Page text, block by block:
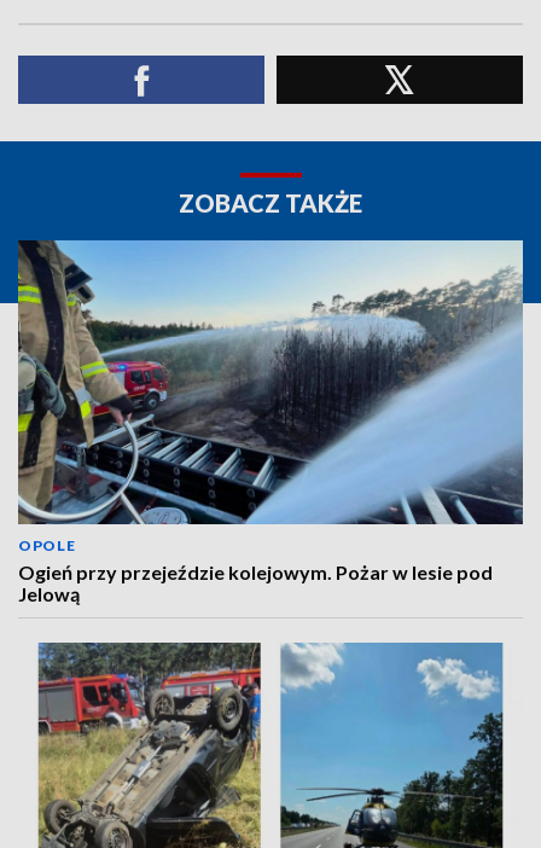
ZOBACZ TAKŻE
OPOLE
Ogień przy przejeździe kolejowym. Pożar w lesie pod
Jelową